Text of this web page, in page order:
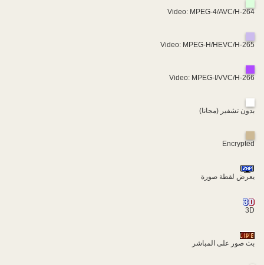
Video: MPEG-4/AVC/H-264
Video: MPEG-H/HEVC/H-265
Video: MPEG-I/VVC/H-266
بدون تشفير (مجانا)
Encrypted
يعرض لقطة صورة
3D
بث صور على المباشر